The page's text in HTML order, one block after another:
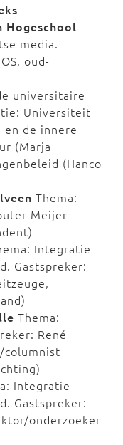
Hogeschool
media.
oud-
universitaire
Universiteit
en de innere
(Marja
(Hanco
Thema:
Meijer
Integratie
Gastspreker:
Thema:
René
columnist
Integratie
Gastspreker:
onderzoeker